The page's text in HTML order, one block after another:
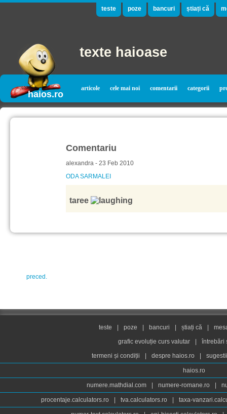
teste poze bancuri știați că
texte haioase
haios.ro
articole cele mai noi comentarii categorii
Comentariu
alexandra - 23 Feb 2010
ODA SARMALEI
taree
preced.
teste poze bancuri știați că
grafic evoluție curs valutar
întrebări
termeni și condiții
despre haios.ro
haios.ro
numere.mathdial.com numere-romane.ro
procentaje.calculators.ro tva.calculators.ro taxa-